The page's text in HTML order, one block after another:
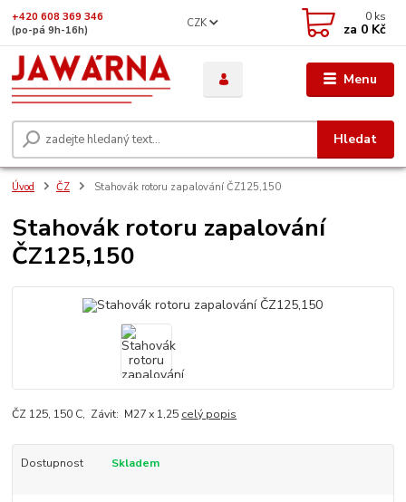
Menu
CZK
Hledat
+420 608 369 346
(po-pá 9h-16h)
0 ks
za 0 Kč
Úvod ČZ Stahovák rotoru zapalování ČZ125,150
Stahovák rotoru zapalování
ČZ125,150
ČZ 125, 150 C, Závit: M27 x 1,25 celý popis
Dostupnost Skladem